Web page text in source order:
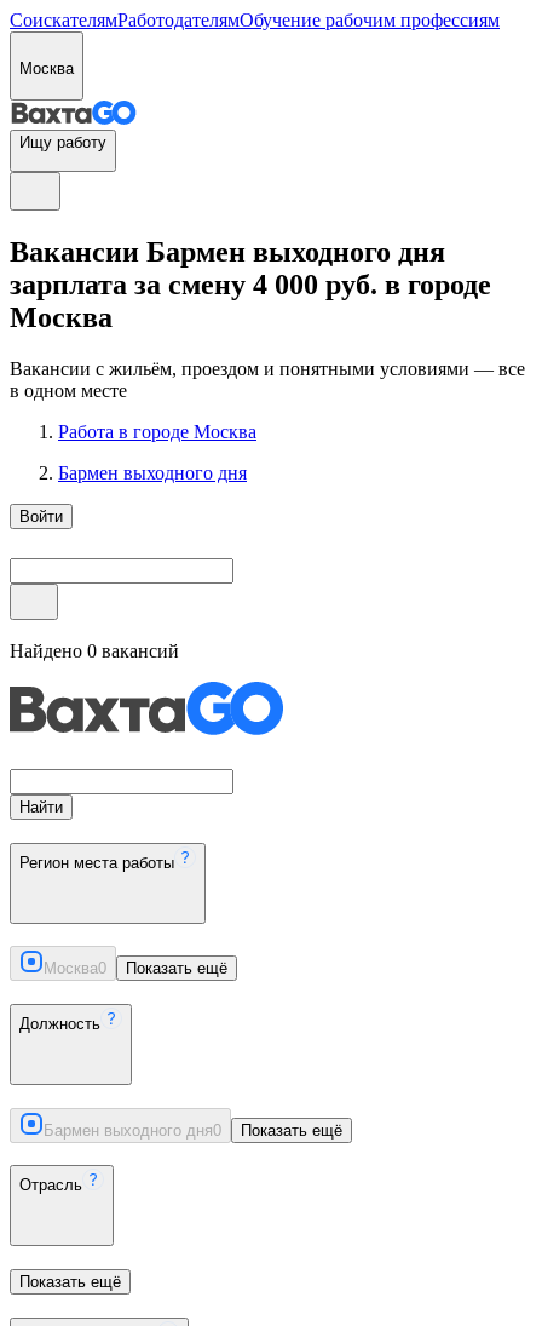
СоискателямРаботодателямОбучение рабочим профессиям
Москва
Ищу работу
Вакансии Бармен выходного дня
зарплата за смену 4 000 руб. в городе
Москва
Вакансии с жильём, проездом и понятными условиями — все
в одном месте
Работа в городе Москва
Бармен выходного дня
Войти
Найдено 0 вакансий
Найти
Регион места работы
Москва0 Показать ещё
Должность
Бармен выходного дня0 Показать ещё
Отрасль
Показать ещё